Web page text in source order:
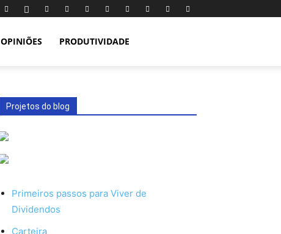
OPINIÕES PRODUTIVIDADE
Projetos do blog
Primeiros passos para Viver de
Dividendos
Carteira